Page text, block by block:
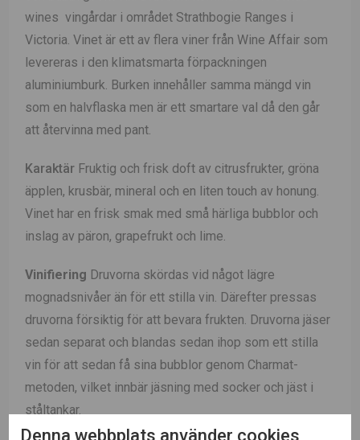
wines vingårdar i området Strathbogie Ranges i
Victoria. Vinet är ett av flera viner från Wine Affair som
levereras i den klimatsmarta förpackningen
aluminiumburk. Burken innehåller samma mängd vin
som en halvflaska men är ett smartare val då den går
att återvinna med pant.
Karaktär Fruktig och frisk doft av citrusfrukter, gröna
äpplen, krusbär, mineral och en liten touch av honung.
Vinet har en frisk smak med små härliga bubblor och
inslag av päron, grapefrukt och lime.
Vinifiering Druvorna skördas vid något lägre
mognadsnivåer än för ett stilla vin. Därefter pressas
druvorna försiktig för att bevara frukten. Druvorna jäser
sedan separat och blandas sedan ihop som ett stilla
vin för att sedan få sina bubblor genom Charmat-
metoden, vilket innbär jäsning med socker och jäst i
ståltankar.
Denna webbplats använder cookies